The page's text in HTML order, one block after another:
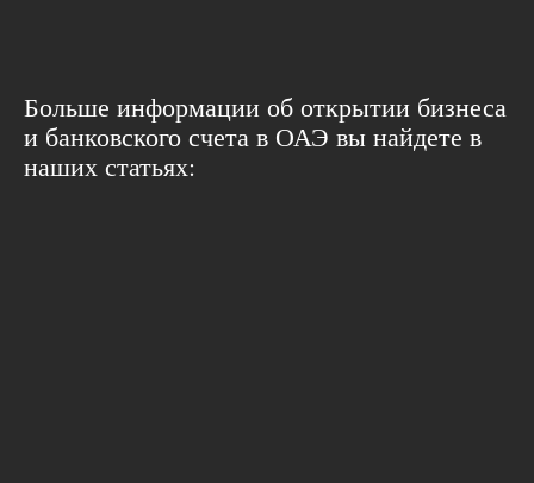
Больше информации об открытии бизнеса
и банковского счета в ОАЭ вы найдете в
наших статьях: